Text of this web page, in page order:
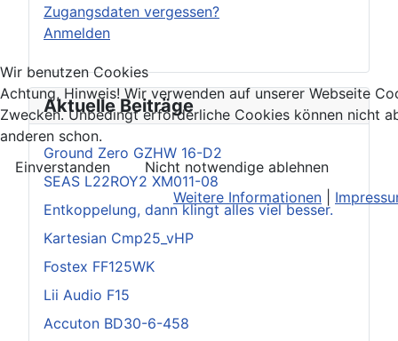
Zugangsdaten vergessen?
Anmelden
Aktuelle Beiträge
Ground Zero GZHW 16-D2
SEAS L22ROY2 XM011-08
Entkoppelung, dann klingt alles viel besser.
Kartesian Cmp25_vHP
Fostex FF125WK
Lii Audio F15
Accuton BD30-6-458
Wir benutzen Cookies
Achtung, Hinweis! Wir verwenden auf unserer Webseite
Zwecken. Unbedingt erforderliche Cookies können nicht
anderen schon.
Einverstanden
Nicht notwendige ablehnen
Weitere Informationen